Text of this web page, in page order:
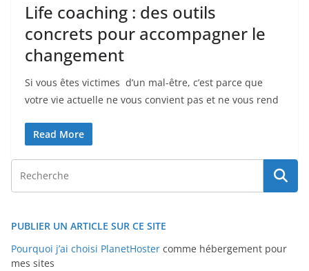
Life coaching : des outils
concrets pour accompagner le
changement
Si vous êtes victimes d’un mal-être, c’est parce que
votre vie actuelle ne vous convient pas et ne vous rend
Read More
PUBLIER UN ARTICLE SUR CE SITE
Pourquoi j’ai choisi PlanetHoster comme hébergement pour
mes sites